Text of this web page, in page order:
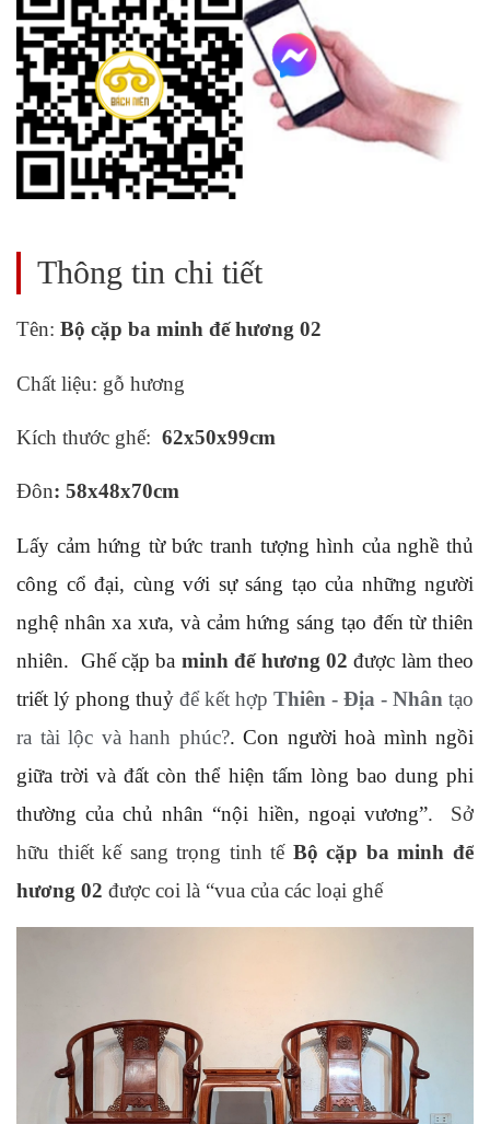
Thông tin chi tiết
Tên: Bộ cặp ba minh đế hương 02
Chất liệu: gỗ hương
Kích thước ghế: 62x50x99cm
Đôn: 58x48x70cm
Lấy cảm hứng từ bức tranh tượng hình của nghề thủ
công cổ đại, cùng với sự sáng tạo của những người
nghệ nhân xa xưa, và cảm hứng sáng tạo đến từ thiên
nhiên. Ghế cặp ba minh đế hương 02 được làm theo
triết lý phong thuỷ để kết hợp Thiên - Địa - Nhân tạo
ra tài lộc và hanh phúc?. Con người hoà mình ngồi
giữa trời và đất còn thể hiện tấm lòng bao dung phi
thường của chủ nhân “nội hiền, ngoại vương”.
Sở
hữu thiết kế sang trọng tinh tế Bộ cặp ba minh đế
hương 02 được coi là “vua của các loại ghế